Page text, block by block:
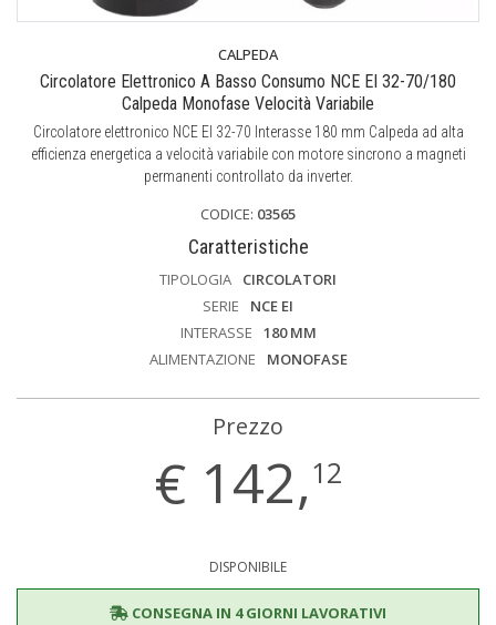
CALPEDA
Circolatore Elettronico A Basso Consumo NCE EI 32-70/180
Calpeda Monofase Velocità Variabile
Circolatore elettronico NCE EI 32-70 Interasse 180 mm Calpeda ad alta
efficienza energetica a velocità variabile con motore sincrono a magneti
permanenti controllato da inverter.
CODICE: 03565
Caratteristiche
TIPOLOGIA
CIRCOLATORI
SERIE
NCE EI
INTERASSE
180 MM
ALIMENTAZIONE
MONOFASE
Prezzo
€ 142,12
DISPONIBILE
CONSEGNA IN 4 GIORNI LAVORATIVI